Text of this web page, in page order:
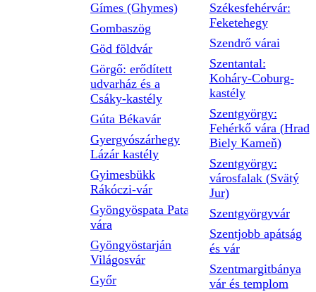
Gímes (Ghymes)
Gombaszög
Göd földvár
Görgő: erődített
udvarház és a
Csáky-kastély
Gúta Békavár
Gyergyószárhegy
Lázár kastély
Gyimesbükk
Rákóczi-vár
Gyöngyöspata Pata
vára
Gyöngyöstarján
Világosvár
Győr
Székesfehérvár:
Feketehegy
Szendrő várai
Szentantal:
Koháry-Coburg-
kastély
Szentgyörgy:
Fehérkő vára (Hrad
Biely Kameň)
Szentgyörgy:
városfalak (Svätý
Jur)
Szentgyörgyvár
Szentjobb apátság
és vár
Szentmargitbánya
vár és templom